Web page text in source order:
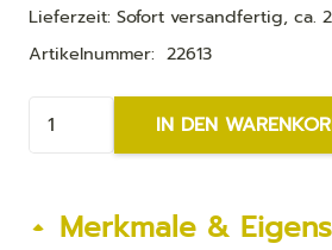
Lieferzeit: Sofort versandfertig, ca.
Artikelnummer: 22613
Windesheimer
gun­
IN DEN
Merkmale &